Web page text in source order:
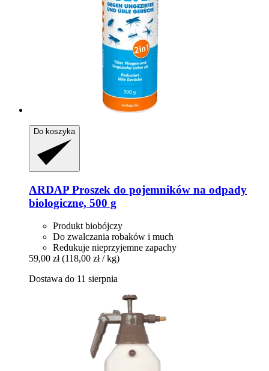
Do koszyka
ARDAP Proszek do pojemników na odpady
biologiczne, 500 g
Produkt biobójczy
Do zwalczania robaków i much
Redukuje nieprzyjemne zapachy
59,00 zł (118,00 zł / kg)
Dostawa do 11 sierpnia